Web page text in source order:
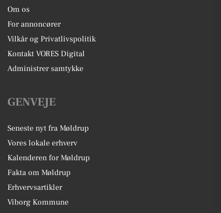
Om os
For annoncører
Vilkår og Privatlivspolitik
Kontakt VORES Digital
Administrer samtykke
GENVEJE
Seneste nyt fra Møldrup
Vores lokale erhverv
Kalenderen for Møldrup
Fakta om Møldrup
Erhvervsartikler
Viborg Kommune